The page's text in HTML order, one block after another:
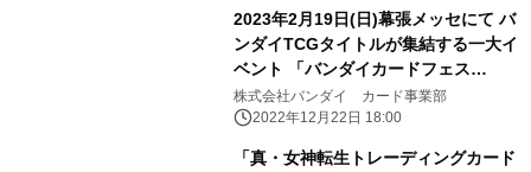
2023年2月19日(日)幕張メッセにて バ
ンダイTCGタイトルが集結する一大イ
ベント 「バンダイカードフェス
2023」開催
株式会社バンダイ カード事業部
2022年12月22日 18:00
「真・女神転生トレーディングカード